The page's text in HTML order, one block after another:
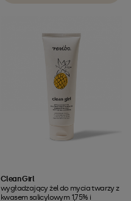
Clean Girl
wygładzający żel do mycia twarzy z
kwasem salicylowym 1,75% i